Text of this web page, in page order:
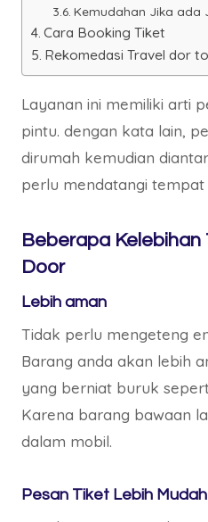
Kemudahan Jika ada
Cara Booking Tiket
Rekomedasi Travel dor
Layanan ini memiliki arti
pintu. dengan kata lain,
dirumah kemudian
perlu mendatangi tempat
Beberapa
Door
Lebih aman
Tidak perlu mengeteng
Barang anda akan lebih
yang berniat buruk
Karena barang bawaan
dalam mobil.
Pesan Tiket Lebih Mudah